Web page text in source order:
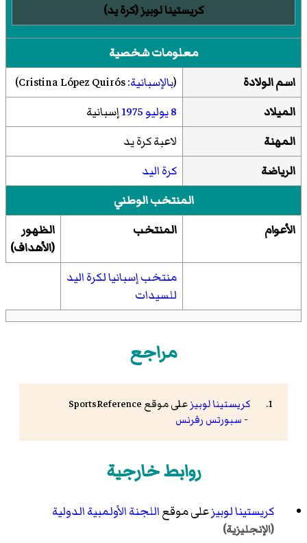
كريستينا لوبيز (كرة يد)
معلومات شخصية
اسم الولادة
(بالإسبانية:
Cristina López Quirós
)‏
الميلاد
8 يوليو 1975إسبانية
المهنة
لاعبة كرة يد
الرياضة
كرة اليد
المنتخب الوطني
الأعوام
المنتخب
الظهور
(الأهداف)
منتخب إسبانيا لكرة اليد
للسيدات
مراجع
كريستينا لوبيزعلى موقع SportsReference
- سبورتس رفرنس
روابط خارجية
كريستينا لوبيزعلى موقعاللجنة الأولمبية الدولية
(الإنجليزية)